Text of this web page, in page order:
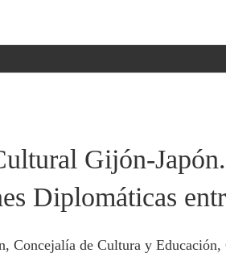
Gijón-
Diplomáticas
Concejalía de Cultura y